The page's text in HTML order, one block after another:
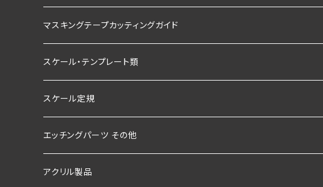
マスキングテープカッティングガイド
スケール・テンプレート類
スケール定規
エッチングパーツ その他
アクリル製品